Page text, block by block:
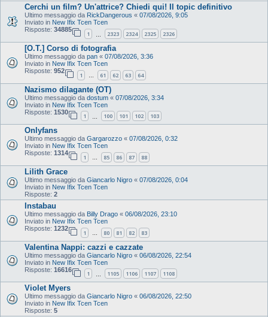
Cerchi un film? Un'attrice? Chiedi qui! Il topic definitivo
Ultimo messaggio da RickDangerous « 07/08/2026, 9:05
Inviato in New Ifix Tcen Tcen
Risposte: 34885
1 2323 2324 2325 2326
[O.T.] Corso di fotografia
Ultimo messaggio da pan « 07/08/2026, 3:36
Inviato in New Ifix Tcen Tcen
Risposte: 952
1 … 61 62 63 64
Nazismo dilagante (OT)
Ultimo messaggio da dostum « 07/08/2026, 3:34
Inviato in New Ifix Tcen Tcen
Risposte: 1530
1 100 101 102 103
Onlyfans
Ultimo messaggio da Gargarozzo « 07/08/2026, 0:32
Inviato in New Ifix Tcen Tcen
Risposte: 1314
1 … 85 86 87 88
Lilith Grace
Ultimo messaggio da Giancarlo Nigro « 07/08/2026, 0:04
Inviato in New Ifix Tcen Tcen
Risposte: 2
Instabau
Ultimo messaggio da Billy Drago « 06/08/2026, 23:10
Inviato in New Ifix Tcen Tcen
Risposte: 1232
1 … 80 81 82 83
Valentina Nappi: cazzi e cazzate
Ultimo messaggio da Giancarlo Nigro « 06/08/2026, 22:54
Inviato in New Ifix Tcen Tcen
Risposte: 16616
1 1105 1106 1107 1108
Violet Myers
Ultimo messaggio da Giancarlo Nigro « 06/08/2026, 22:50
Inviato in New Ifix Tcen Tcen
Risposte: 5